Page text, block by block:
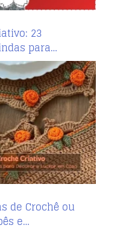
23
para…
de Crochê ou
e…